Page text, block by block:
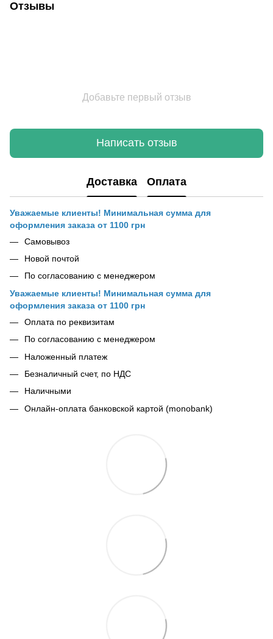
Отзывы
Добавьте первый отзыв
Написать отзыв
Доставка Оплата
Уважаемые клиенты! Минимальная сумма для
оформления заказа от 1100 грн
Самовывоз
Новой почтой
По согласованию с менеджером
Уважаемые клиенты! Минимальная сумма для
оформления заказа от 1100 грн
Оплата по реквизитам
По согласованию с менеджером
Наложенный платеж
Безналичный счет, по НДС
Наличными
Онлайн-оплата банковской картой (monobank)